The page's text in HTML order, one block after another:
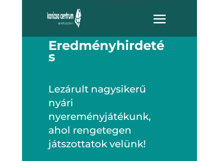
Eredményhirdeté
s
Lezárult nagysikerű
nyári
nyereményjátékunk,
ahol rengetegen
játszottatok velünk!